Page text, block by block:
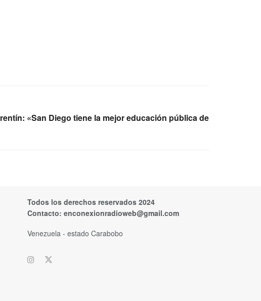
«San Diego tiene la mejor educación pública de
Todos los derechos reservados 2024
Contacto: enconexionradioweb@gmail.com
Venezuela - estado Carabobo